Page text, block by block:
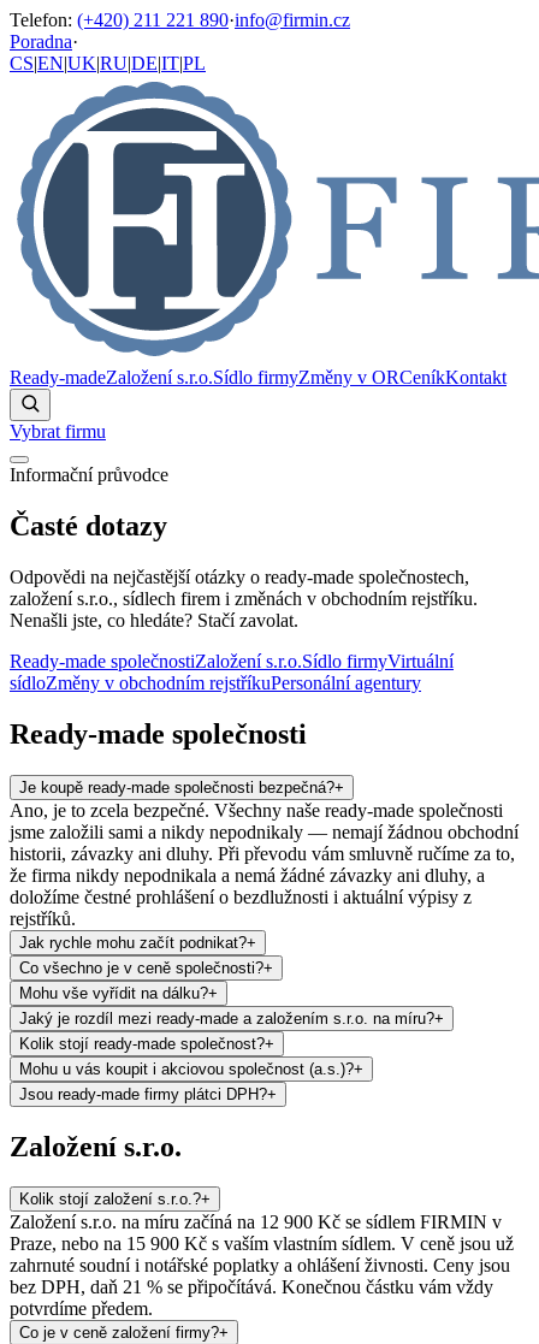
Telefon: (+420) 211 221 890·info@firmin.cz
Poradna·
CS|EN|UK|RU|DE|IT|PL
Ready-madeZaložení s.r.o.Sídlo firmyZměny v ORCeníkKontakt
Vybrat firmu
Informační průvodce
Časté dotazy
Odpovědi na nejčastější otázky o ready-made společnostech,
založení s.r.o., sídlech firem i změnách v obchodním rejstříku.
Nenašli jste, co hledáte? Stačí zavolat.
Ready-made společnostiZaložení s.r.o.Sídlo firmyVirtuální
sídloZměny v obchodním rejstříkuPersonální agentury
Ready-made společnosti
Je koupě ready-made společnosti bezpečná?+
Ano, je to zcela bezpečné. Všechny naše ready-made společnosti
jsme založili sami a nikdy nepodnikaly — nemají žádnou obchodní
historii, závazky ani dluhy. Při převodu vám smluvně ručíme za to,
že firma nikdy nepodnikala a nemá žádné závazky ani dluhy, a
doložíme čestné prohlášení o bezdlužnosti i aktuální výpisy z
rejstříků.
Jak rychle mohu začít podnikat?+
Co všechno je v ceně společnosti?+
Mohu vše vyřídit na dálku?+
Jaký je rozdíl mezi ready-made a založením s.r.o. na míru?+
Kolik stojí ready-made společnost?+
Mohu u vás koupit i akciovou společnost (a.s.)?+
Jsou ready-made firmy plátci DPH?+
Založení s.r.o.
Kolik stojí založení s.r.o.?+
Založení s.r.o. na míru začíná na 12 900 Kč se sídlem FIRMIN v
Praze, nebo na 15 900 Kč s vaším vlastním sídlem. V ceně jsou už
zahrnuté soudní i notářské poplatky a ohlášení živnosti. Ceny jsou
bez DPH, daň 21 % se připočítává. Konečnou částku vám vždy
potvrdíme předem.
Co je v ceně založení firmy?+